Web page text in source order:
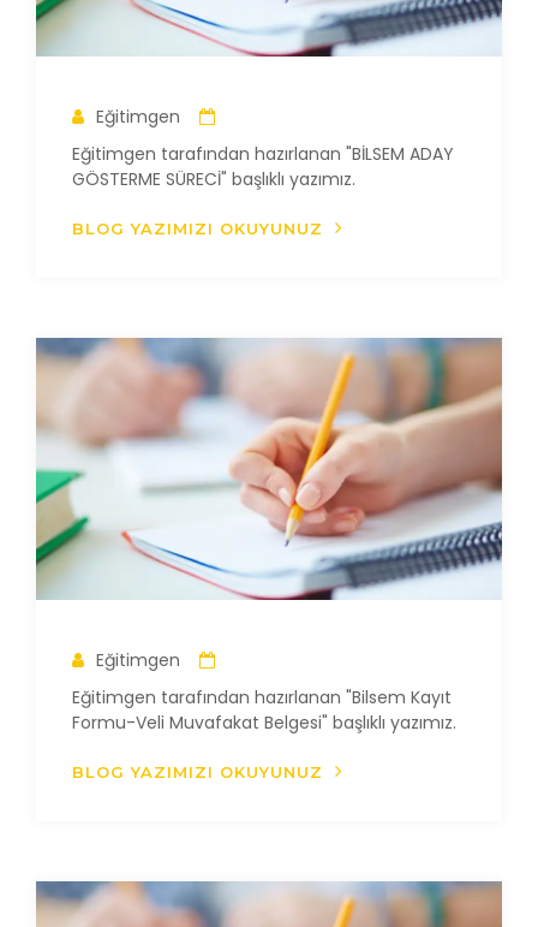
Eğitimgen
Eğitimgen tarafından hazırlanan "BİLSEM ADAY
GÖSTERME SÜRECİ" başlıklı yazımız.
BLOG YAZIMIZI OKUYUNUZ
Eğitimgen
Eğitimgen tarafından hazırlanan "Bilsem Kayıt
Formu-Veli Muvafakat Belgesi" başlıklı yazımız.
BLOG YAZIMIZI OKUYUNUZ